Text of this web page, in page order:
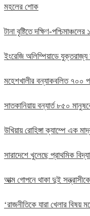
মহলের শোক
টানা বৃষ্টিতে দক্ষিণ-
ইংরেজি অলিম্পিয়াডে
মহেশখালীর বন্যাকবলিত ৭০০
সাতকানিয়ায় বন্যার্ত ৮৫০
উখিয়ায় রোহিঙ্গা ক্যাম্পে এক
সারাদেশে খুলেছে প্রাথমিক
আত্ম গোপনে থাকা দুই
‘রাজনীতিকে যারা খেলার বিষয়